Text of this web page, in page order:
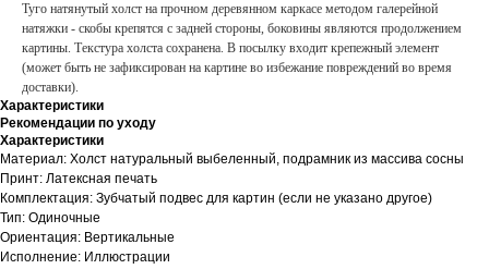
Туго натянутый холст на прочном деревянном каркасе методом галерейной
натяжки - скобы крепятся с задней стороны, боковины являются продолжением
картины. Текстура холста сохранена. В посылку входит крепежный элемент
(может быть не зафиксирован на картине во избежание повреждений во время
доставки).
Характеристики
Рекомендации по уходу
Характеристики
Материал: Холст натуральный выбеленный, подрамник из массива сосны
Принт: Латексная печать
Комплектация: Зубчатый подвес для картин (если не указано другое)
Тип: Одиночные
Ориентация: Вертикальные
Исполнение: Иллюстрации